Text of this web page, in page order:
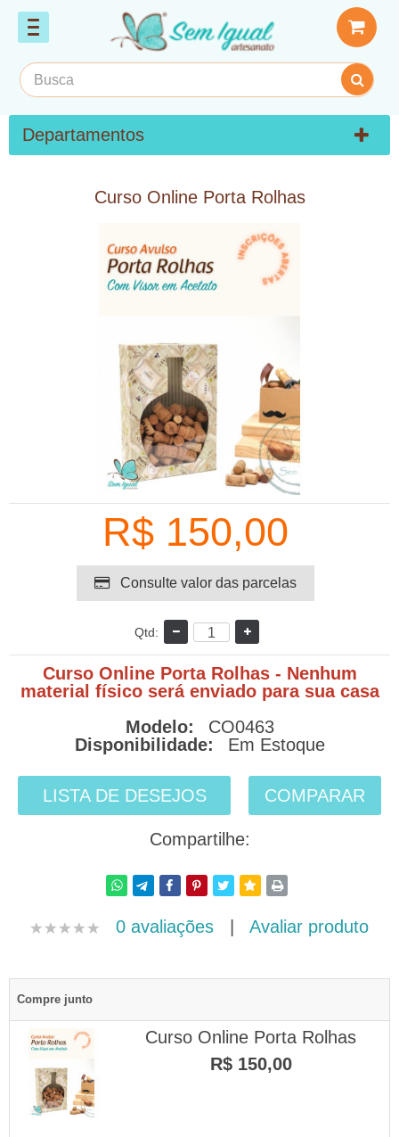
Departamentos
Curso Online Porta Rolhas
R$ 150,00
Consulte valor das parcelas
Qtd:
Curso Online Porta Rolhas - Nenhum
material físico será enviado para sua casa
Modelo:
CO0463
Disponibilidade:
Em Estoque
LISTA DE DESEJOS COMPARAR
Compartilhe:
0 avaliações | Avaliar produto
Compre junto
Curso Online Porta Rolhas
R$ 150,00